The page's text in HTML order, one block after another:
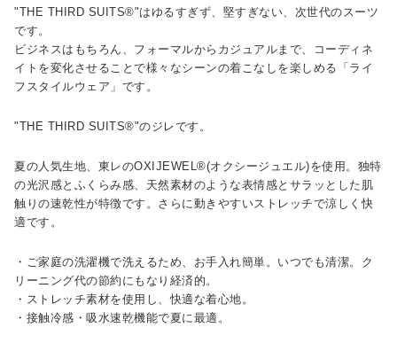
"THE THIRD SUITS®"はゆるすぎず、堅すぎない、次世代のスーツ
です。
ビジネスはもちろん、フォーマルからカジュアルまで、コーディネ
イトを変化させることで様々なシーンの着こなしを楽しめる「ライ
フスタイルウェア」です。
"THE THIRD SUITS®"のジレです。
夏の人気生地、東レのOXIJEWEL®(オクシージュエル)を使用。独特
の光沢感とふくらみ感、天然素材のような表情感とサラッとした肌
触りの速乾性が特徴です。さらに動きやすいストレッチで涼しく快
適です。
・ご家庭の洗濯機で洗えるため、お手入れ簡単。いつでも清潔。ク
リーニング代の節約にもなり経済的。
・ストレッチ素材を使用し、快適な着心地。
・接触冷感・吸水速乾機能で夏に最適。